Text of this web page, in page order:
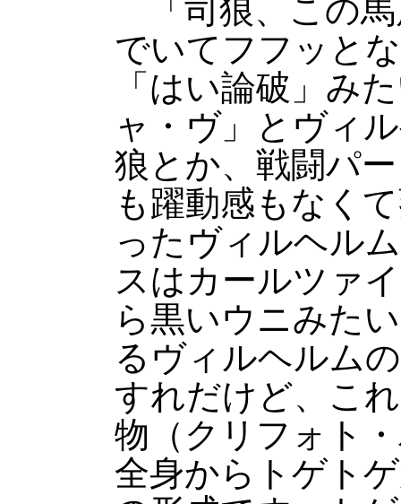
「司狼、この馬
でいてフフッと
「はい論破」み
ャ・ヴ」とヴィ
狼とか、戦闘パ
も躍動感もなく
ったヴィルヘル
スはカールツァ
ら黒いウニみた
るヴィルヘルム
すれだけど、こ
物（クリフォト
全身からトゲト